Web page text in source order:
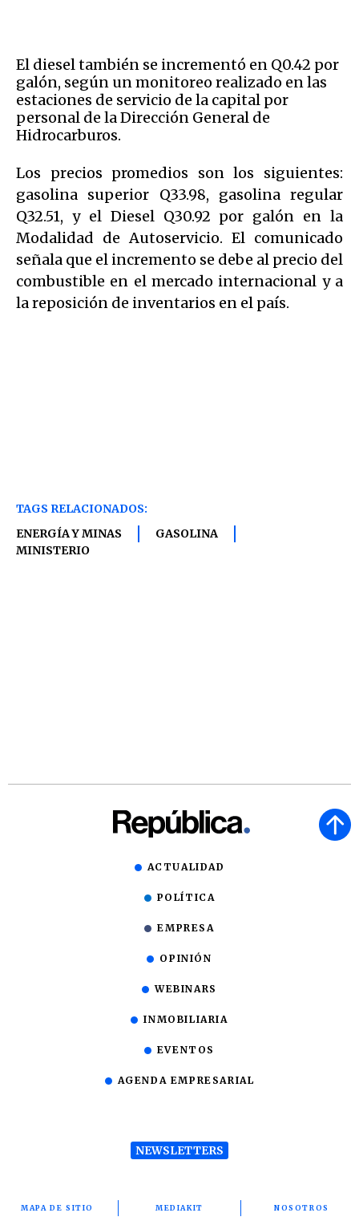
El diesel también se incrementó en Q0.42 por
galón, según un monitoreo realizado en las
estaciones de servicio de la capital por
personal de la Dirección General de
Hidrocarburos.
Los precios promedios son los siguientes:
gasolina superior Q33.98, gasolina regular
Q32.51, y el Diesel Q30.92 por galón en la
Modalidad de Autoservicio. El comunicado
señala que el incremento se debe al precio del
combustible en el mercado internacional y a
la reposición de inventarios en el país.
TAGS RELACIONADOS:
ENERGÍA Y MINAS
GASOLINA
MINISTERIO
ACTUALIDAD
POLÍTICA
EMPRESA
OPINIÓN
WEBINARS
INMOBILIARIA
EVENTOS
AGENDA EMPRESARIAL
NEWSLETTERS
MAPA DE SITIO MEDIAKIT NOSOTROS